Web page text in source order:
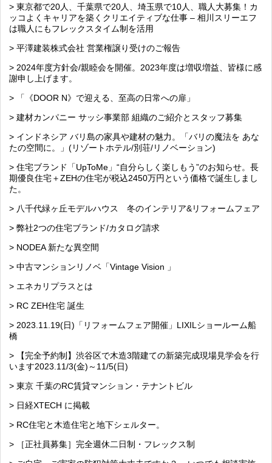
> 東京都で20人、千葉県で20人、埼玉県で10人、職人大募集！カ
ッコよくキャリアを築くクリエイティブな仕事 – 相川スリーエフ
は職人にもフレックスタイム制を活用
> 平澤建装株式会社 営業権譲り受けのご報告
> 2024年度方針会/親睦会を開催。2023年度は増収増益、皆様に感
謝申し上げます。
> 「《DOOR N》で迎える、至高の日常への扉」
> 建材カンパニー サッシ事業部 組織のご紹介とスタッフ募集
> インドネシア バリ島の家具や建材の魅力。「バリの魔法を あな
たの空間に。」(リゾートホテル/別荘/リノベーション)
> 住宅ブランド「UpToMe」“自分らしく楽しもう”のお知らせ。長
期優良住宅＋ZEHの住宅が税込2450万円という価格で誕生しまし
た。
> 八千代緑ヶ丘モデルハウス 冬のインテリア&リフォームフェア
> 弊社2つの住宅ブランド/カタログ請求
> NODEA 新たな異空間
> 中古マンションリノベ「Vintage Vision 」
> エネカリプラスとは
> RC ZEH住宅 誕生
> 2023.11.19(日)「リフォームフェア開催」LIXILショールーム船
橋
> 【完全予約制】渋谷区で木造3階建ての新築完成現場見学会を行
います2023.11/3(金)～11/5(日)
> 東京 千葉のRC賃貸マンション・テナントビル
> 日経XTECH に掲載
> RC住宅と木造住宅と地下シェルター。
> ［正社員募集］完全週休二日制・フレックス制